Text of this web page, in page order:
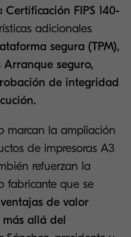
Certificación FIPS 140-
adicionales
segura (TPM),
seguro,
de integridad
marcan la ampliación
de impresoras A3
refuerzan la
fabricante que se
ventajas de valor
allá del